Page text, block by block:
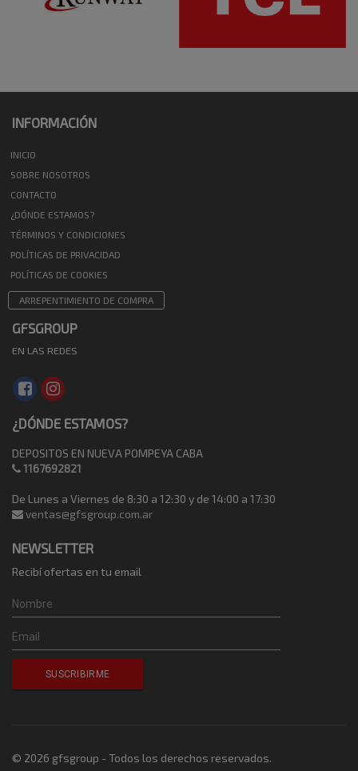
INFORMACIÓN
INICIO
SOBRE NOSOTROS
CONTACTO
¿DÓNDE ESTAMOS?
TÉRMINOS Y CONDICIONES
POLÍTICAS DE PRIVACIDAD
POLÍTICAS DE COOKIES
ARREPENTIMIENTO DE COMPRA
GFSGROUP
EN LAS REDES
¿DÓNDE ESTAMOS?
DEPOSITOS EN NUEVA POMPEYA CABA
1167692821
De Lunes a Viernes de 8:30 a 12:30 y de 14:00 a 17:30
ventas@gfsgroup.com.ar
NEWSLETTER
Recibí ofertas en tu email
© 2026 gfsgroup - Todos los derechos reservados.